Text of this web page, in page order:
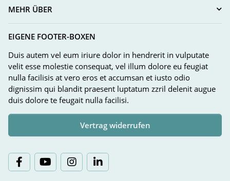
MEHR ÜBER
EIGENE FOOTER-BOXEN
Duis autem vel eum iriure dolor in hendrerit in vulputate
velit esse molestie consequat, vel illum dolore eu feugiat
nulla facilisis at vero eros et accumsan et iusto odio
dignissim qui blandit praesent luptatum zzril delenit augue
duis dolore te feugait nulla facilisi.
Vertrag widerrufen